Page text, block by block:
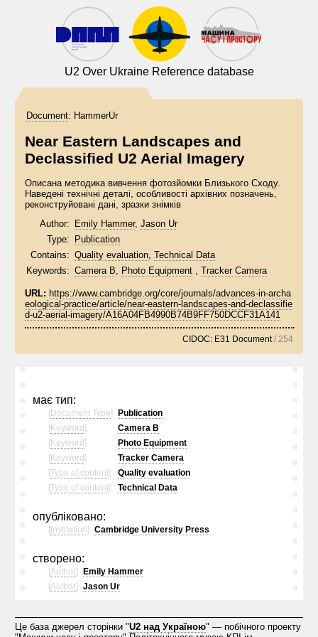
U2 Over Ukraine Reference database
Document: HammerUr
Near Eastern Landscapes and
Declassified U2 Aerial Imagery
Описана методика вивчення фотозйомки Близького Сходу.
Наведені технічні деталі, особливості архівних позначень,
реконструйовані дані, зразки знімків
Author:
Emily Hammer, Jason Ur
Type:
Publication
Contains: Quality evaluation, Technical Data
Keywords: Camera B, Photo Equipment , Tracker Camera
URL: https://www.cambridge.org/core/journals/advances-in-archa
eological-practice/article/near-eastern-landscapes-and-declassifie
d-u2-aerial-imagery/A16A04FB4990B74B9FF750DCCF31A141
CIDOC: E31 Document/ 254
має тип:
[Document Type]
Publication
[Keyword ]
Camera B
[Keyword ]
Photo Equipment
[Keyword ]
Tracker Camera
[Type of content]
Quality evaluation
[Type of content] Technical Data
опубліковано:
[ Institution] Cambridge University Press
створено:
[Author]
Emily Hammer
[Author] Jason Ur
Це база джерел сторінки "U2 над Україною" — побічного проекту